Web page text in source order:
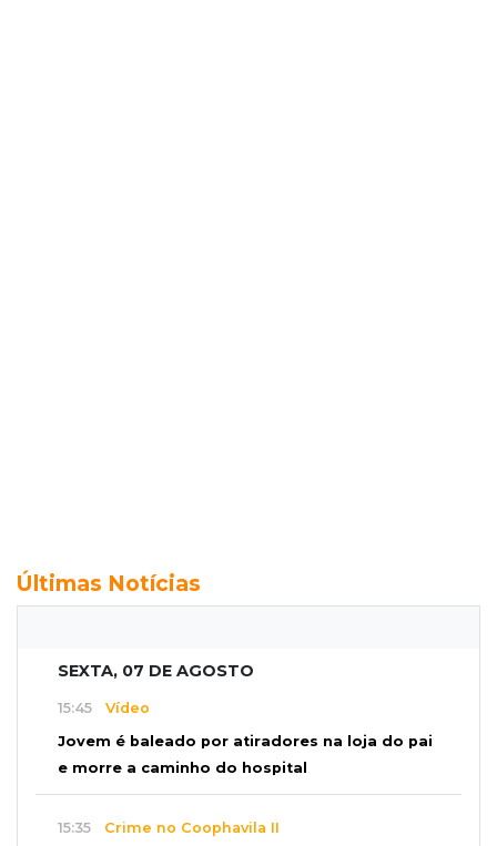
Últimas Notícias
SEXTA, 07 DE AGOSTO
15:45 Vídeo
Jovem é baleado por atiradores na loja do pai
e morre a caminho do hospital
15:35 Crime no Coophavila II